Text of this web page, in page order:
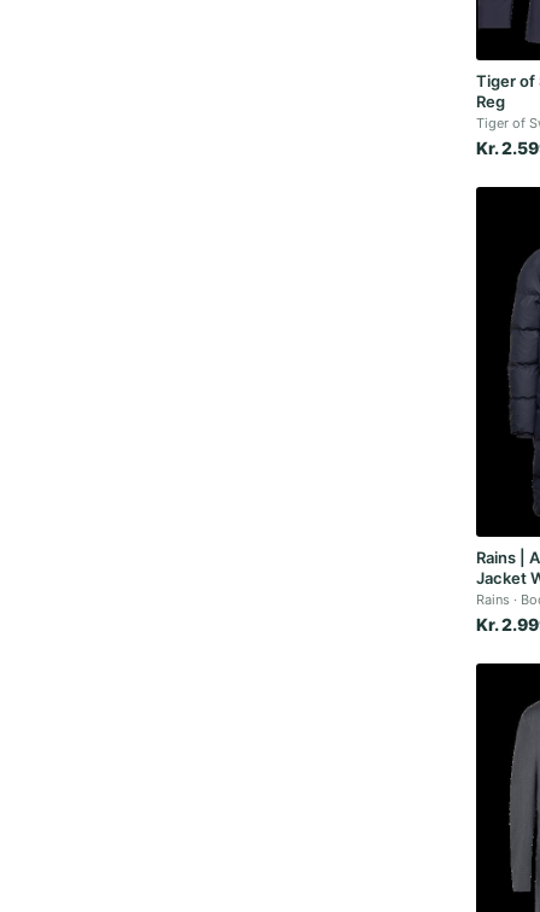
Tiger of
Reg
Tiger of
Kr.
Rains |
Jacket
Rains
Kr.